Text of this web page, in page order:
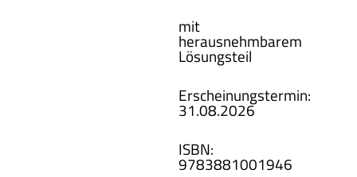
mit
herausnehmbarem
Lösungsteil
Erscheinungstermin:
31.08.2026
ISBN:
9783881001946